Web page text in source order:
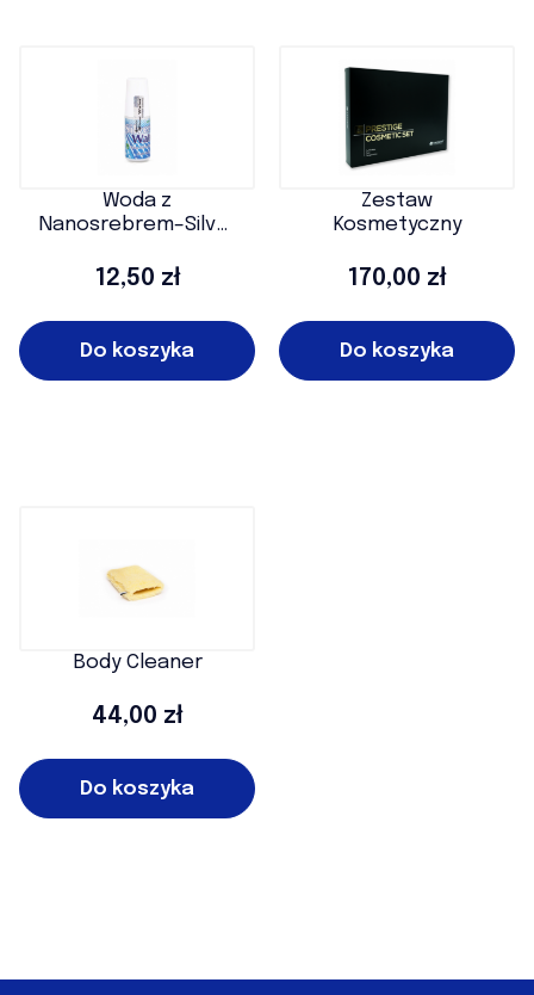
Woda z
Nanosrebrem–Silver
Cena
12,50 zł
Do koszyka
Zestaw
Kosmetyczny
Cena
170,00 zł
Do koszyka
Body Cleaner
Cena
44,00 zł
Do koszyka